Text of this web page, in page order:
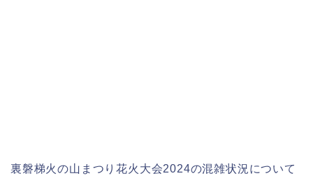
裏磐梯火の山まつり花火大会2024の混雑状況について